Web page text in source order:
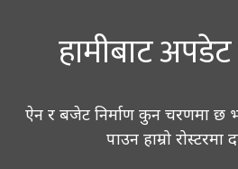
हामीबाट
ऐन र बजेट निर्माण कुन चरणमा छ
पाउन हाम्रो रोस्टरमा